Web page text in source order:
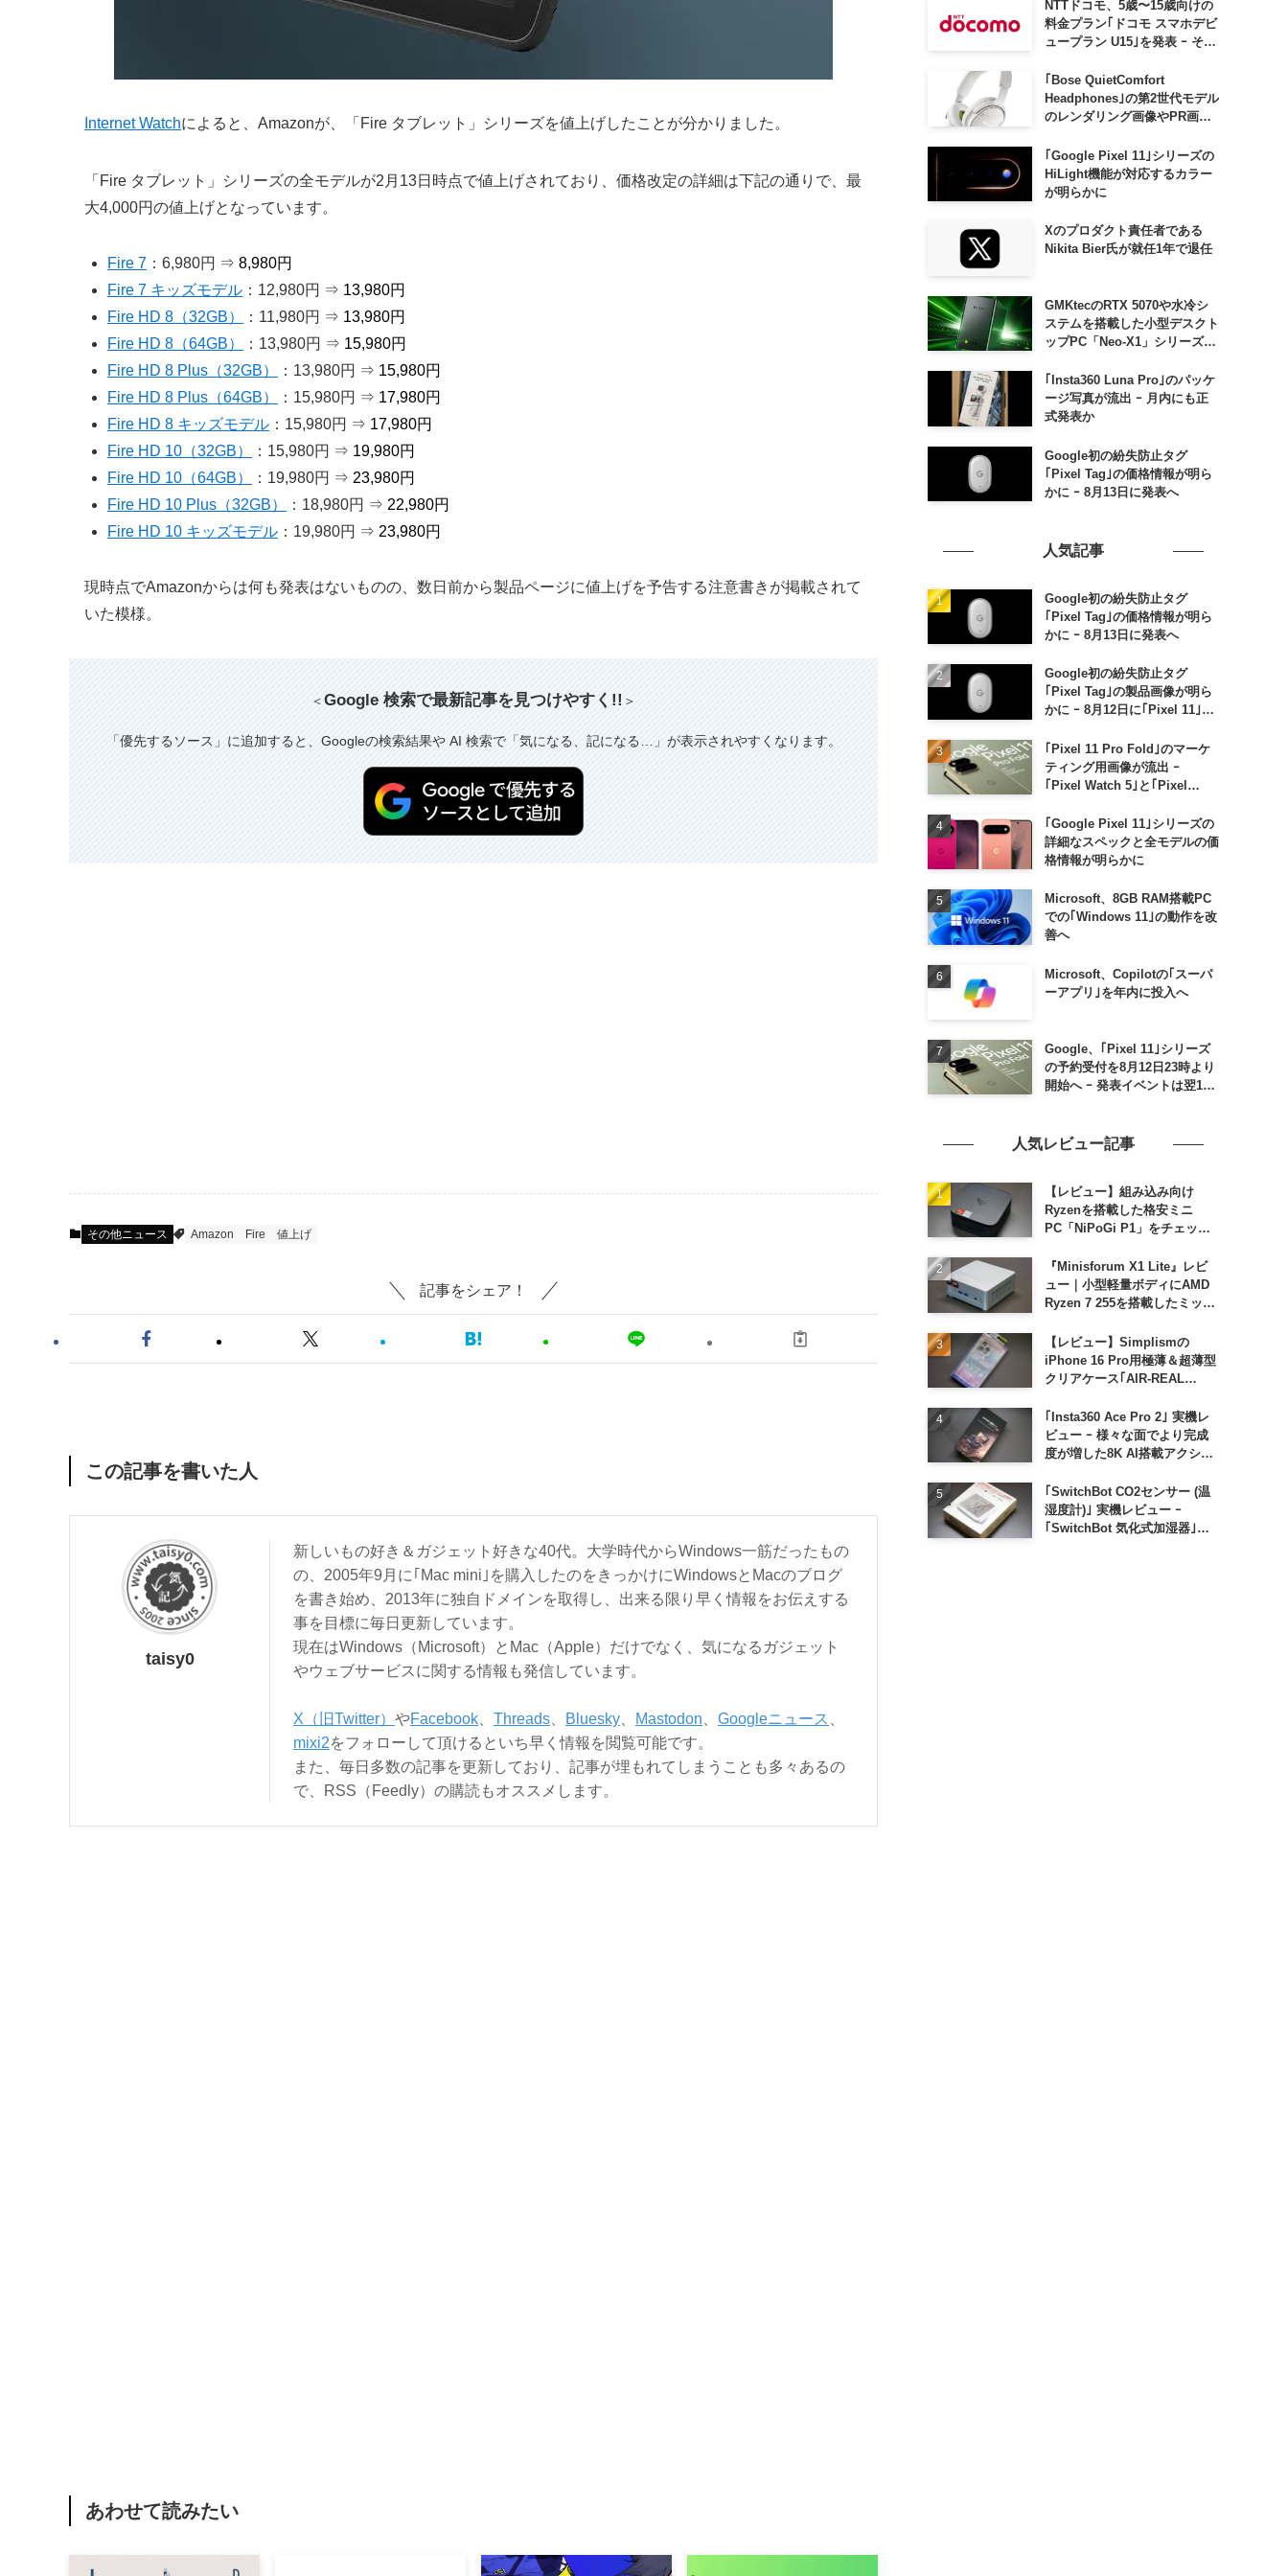
Internet Watchによると、Amazonが、「Fire タブレット」シリーズを値上げしたことが分かりました。
「Fire タブレット」シリーズの全モデルが2月13日時点で値上げされており、価格改定の詳細は下記の通りで、最
大4,000円の値上げとなっています。
Fire 7 ：6,980円 ⇒ 8,980円
Fire 7 キッズモデル ：12,980円 ⇒ 13,980円
Fire HD 8（32GB）
：11,980円 ⇒ 13,980円
Fire HD 8（64GB）
：13,980円 ⇒ 15,980円
Fire HD 8 Plus（32GB）
：13,980円 ⇒ 15,980円
Fire HD 8 Plus（64GB）
：15,980円 ⇒ 17,980円
Fire HD 8 キッズモデル ：15,980円 ⇒ 17,980円
Fire HD 10（32GB）
：15,980円 ⇒ 19,980円
Fire HD 10（64GB）
：19,980円 ⇒ 23,980円
Fire HD 10 Plus（32GB）
：18,980円 ⇒ 22,980円
Fire HD 10 キッズモデル ：19,980円 ⇒ 23,980円
現時点でAmazonからは何も発表はないものの、数日前から製品ページに値上げを予告する注意書きが掲載されて
いた模様。
＜Google 検索で最新記事を見つけやすく!! ＞
「優先するソース」に追加すると、Googleの検索結果や AI 検索で「気になる、記になる…」が表示されやすくなります。
その他ニュース Amazon Fire 値上げ
記事をシェア！
この記事を書いた人
taisy0
新しいもの好き＆ガジェット好きな40代。大学時代からWindows一筋だったもの
の、2005年9月に｢Mac mini｣を購入したのをきっかけにWindowsとMacのブログ
を書き始め、2013年に独自ドメインを取得し、出来る限り早く情報をお伝えする
事を目標に毎日更新しています。
現在はWindows（Microsoft）とMac（Apple）だけでなく、気になるガジェット
やウェブサービスに関する情報も発信しています。
X（旧Twitter） やFacebook Threads Bluesky Mastodon Googleニュース
mixi2をフォローして頂けるといち早く情報を閲覧可能です。
また、毎日多数の記事を更新しており、記事が埋もれてしまうことも多々あるの
で、RSS（Feedly）の購読もオススメします。
あわせて読みたい
NTTドコモ、5歳〜15歳向けの
料金プラン｢ドコモ スマホデビ
ュープラン U15｣を発表 ｰ その
子割｣も
｢Bose QuietComfort
Headphones｣の第2世代モデル
のレンダリング画像やPR画像
｢Google Pixel 11｣シリーズの
HiLight機能が対応するカラー
が明らかに
Xのプロダクト責任者である
Nikita Bier氏が就任1年で退任
GMKtecのRTX 5070や水冷シ
ステムを搭載した小型デスクト
ップPC「Neo-X1」シリーズ、
｢Insta360 Luna Pro｣のパッケ
ージ写真が流出 ｰ 月内にも正
式発表か
Google初の紛失防止タグ
｢Pixel Tag｣の価格情報が明ら
かに ｰ 8月13日に発表へ
人気記事
Google初の紛失防止タグ
｢Pixel Tag｣の価格情報が明ら
かに ｰ 8月13日に発表へ
Google初の紛失防止タグ
｢Pixel Tag｣の製品画像が明ら
かに ｰ 8月12日に｢Pixel 11｣な
｢Pixel 11 Pro Fold｣のマーケ
ティング用画像が流出 ｰ
｢Pixel Watch 5｣と｢Pixel
も｢Google Pixel 11｣シリーズの
詳細なスペックと全モデルの価
格情報が明らかに
Microsoft、8GB RAM搭載PC
での｢Windows 11｣の動作を改
善へ
Microsoft、Copilotの｢スーパ
ーアプリ｣を年内に投入へ
Google、｢Pixel 11｣シリーズ
の予約受付を8月12日23時より
開始へ ｰ 発表イベントは翌13
人気レビュー記事
【レビュー】組み込み向け
Ryzenを搭載した格安ミニ
PC「NiPoGi P1」をチェック
高性能
『Minisforum X1 Lite』レビ
ュー｜小型軽量ボディにAMD
Ryzen 7 255を搭載したミッド
【レビュー】Simplismの
iPhone 16 Pro用極薄＆超薄型
クリアケース｢AIR-REAL
｢Insta360 Ace Pro 2｣ 実機レ
ビュー ｰ 様々な面でより完成
度が増した8K AI搭載アクショ
｢SwitchBot CO2センサー (温
湿度計)｣ 実機レビュー ｰ
｢SwitchBot 気化式加湿器｣と